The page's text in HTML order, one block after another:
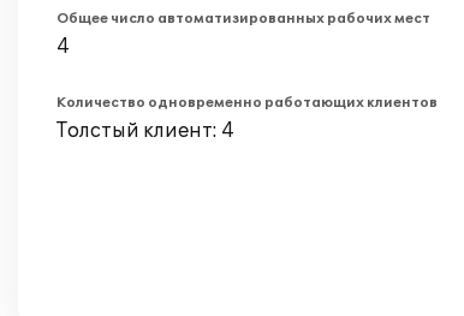
Общее число автоматизированных рабочих мест
4
Количество одновременно работающих клиентов
Толстый клиент: 4